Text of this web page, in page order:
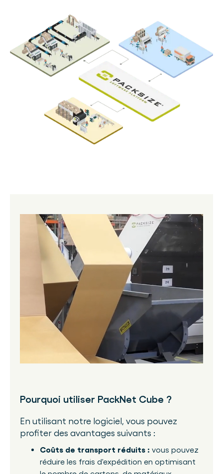
Pourquoi utiliser PackNet Cube ?
En utilisant notre logiciel, vous pouvez
profiter des avantages suivants :
Coûts de transport réduits : vous pouvez
réduire les frais d'expédition en optimisant